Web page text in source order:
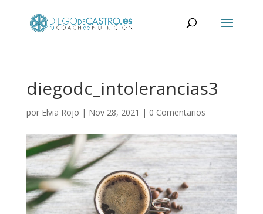
diegodc_intolerancias3
por Elvia Rojo | Nov 28, 2021 | 0 Comentarios